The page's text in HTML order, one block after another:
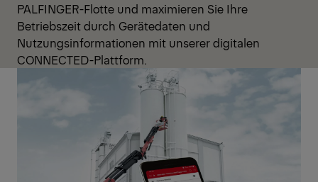
PALFINGER-Flotte und maximieren Sie Ihre
Betriebszeit durch Gerätedaten und
Nutzungsinformationen mit unserer digitalen
CONNECTED-Plattform.